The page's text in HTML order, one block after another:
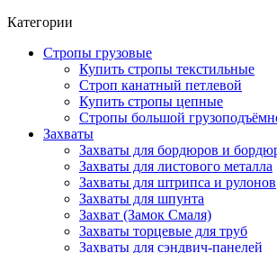
Категории
Стропы грузовые
Купить стропы текстильные
Строп канатный петлевой
Купить стропы цепные
Стропы большой
Захваты
Захваты для бордюров и
Захваты для листового металла
Захваты для штрипса и рулонов
Захваты для шпунта
Захват (Замок Смаля)
Захваты торцевые для труб
Захваты для сэндвич-панелей